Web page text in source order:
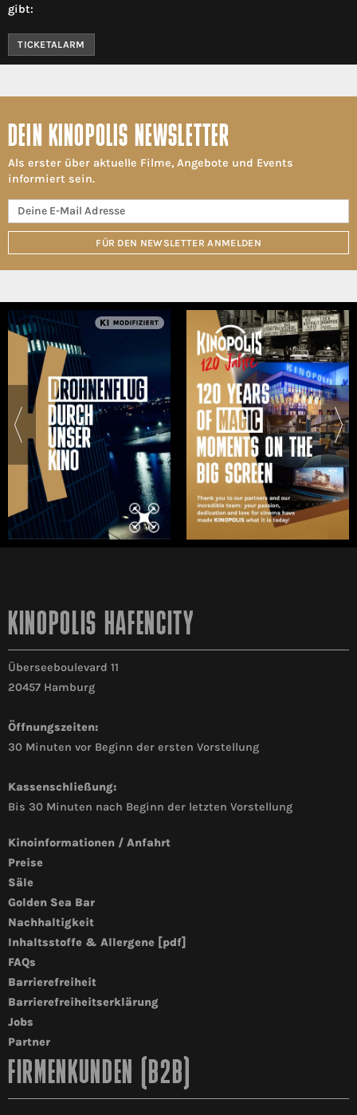
gibt:
TICKETALARM
DEIN KINOPOLIS NEWSLETTER
Als erster über aktuelle Filme, Angebote und Events
informiert sein.
FÜR DEN NEWSLETTER ANMELDEN
KINOPOLIS HAFENCITY
Überseeboulevard 11
20457 Hamburg
Öffnungszeiten:
30 Minuten vor Beginn der ersten Vorstellung
Kassenschließung:
Bis 30 Minuten nach Beginn der letzten Vorstellung
Kinoinformationen / Anfahrt
Preise
Säle
Golden Sea Bar
Nachhaltigkeit
Inhaltsstoffe & Allergene [pdf]
FAQs
Barrierefreiheit
Barrierefreiheitserklärung
Jobs
Partner
FIRMENKUNDEN (B2B)